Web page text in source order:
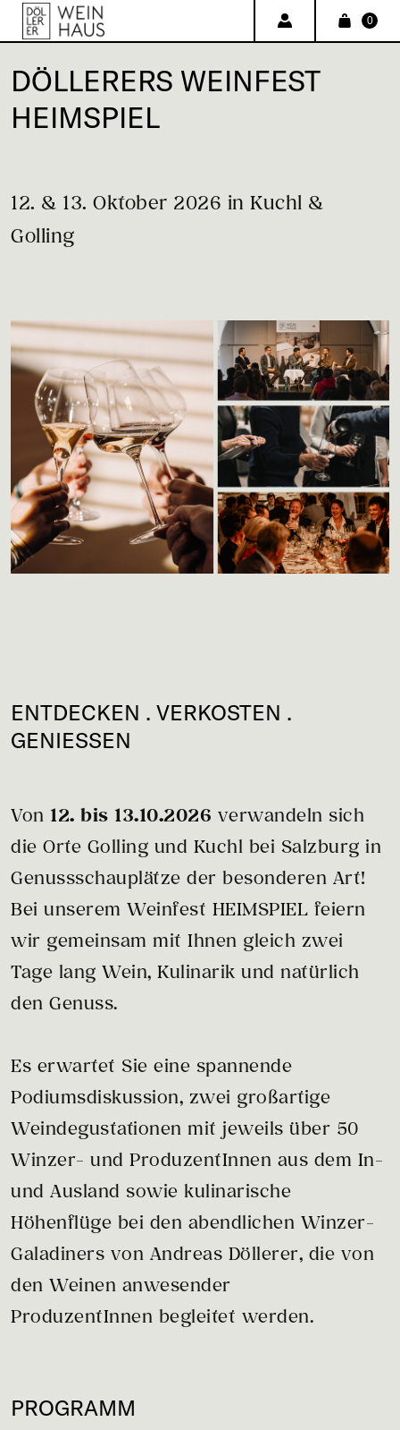
0
DÖLLERERS WEINFEST
HEIMSPIEL
12. & 13. Oktober 2026 in Kuchl &
Golling
ENTDECKEN . VERKOSTEN .
GENIESSEN
Von 12. bis 13.10.2026 verwandeln sich
die Orte Golling und Kuchl bei Salzburg in
Genussschauplätze der besonderen Art!
Bei unserem Weinfest HEIMSPIEL feiern
wir gemeinsam mit Ihnen gleich zwei
Tage lang Wein, Kulinarik und natürlich
den Genuss.
Es erwartet Sie eine spannende
Podiumsdiskussion, zwei großartige
Weindegustationen mit jeweils über 50
Winzer- und ProduzentInnen aus dem In-
und Ausland sowie kulinarische
Höhenflüge bei den abendlichen Winzer-
Galadiners von Andreas Döllerer, die von
den Weinen anwesender
ProduzentInnen begleitet werden.
PROGRAMM